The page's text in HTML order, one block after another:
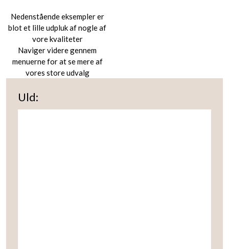
Nedenstående eksempler er
blot et lille udpluk af nogle af
vore kvaliteter
Naviger videre gennem
menuerne for at se mere af
vores store udvalg​
Uld:​